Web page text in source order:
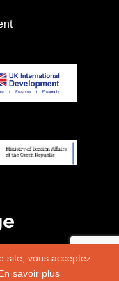
site, vous acceptez
savoir plus